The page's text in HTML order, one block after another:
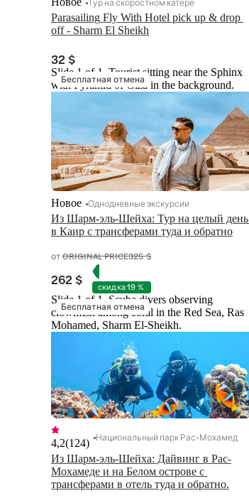
Parasailing Fly With Hotel pick up & drop
off - Sharm El Sheikh
32 $
Бесплатная отмена
Slide 1 of 1, Tourist sitting near the Sphinx
with Pyramid of Giza in the background.
Из Шарм-эль-Шейха: Тур на целый день
в Каир с трансферами туда и обратно
Новое Однодневные экскурсии
отORIGINAL PRICE325 $
262 $ скидка 19 %
Бесплатная отмена
Slide 1 of 1, Scuba divers observing
clownfish among coral in the Red Sea, Ras
Mohamed, Sharm El-Sheikh.
Из Шарм-эль-Шейха: Дайвинг в Рас-
Мохамеде и на Белом острове с
трансферами в отель туда и обратно.
4,2(124) Национальный парк Рас-Мохамед